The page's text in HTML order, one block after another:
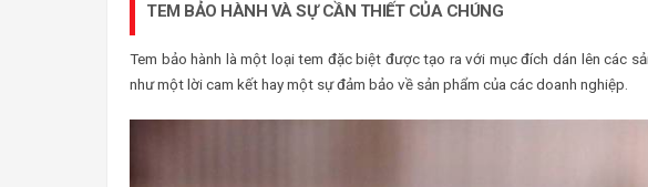
TEM BẢO HÀNH VÀ SỰ CẦN THIẾT CỦA CHÚNG
Tem bảo hành là một loại tem đặc biệt được tạo ra với mục đích dán lên các
như một lời cam kết hay một sự đảm bảo về sản phẩm của các doanh nghiệp.